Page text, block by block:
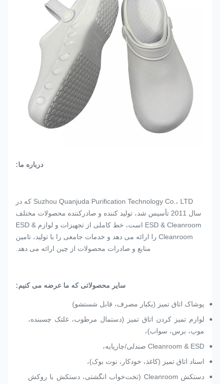
درباره ما:
Suzhou Quanjuda Purification Technology Co.، LTD که در
سال 2011 تأسیس شد، تولید کننده و صادرکننده محصولات مختلف
ESD & Cleanroom است، خط کاملی از تجهیزات و لوازم ESD &
Cleanroom را ارائه می دهد و خدمات جامعی را با تولید، تامین
منابع و صادرات محصولات از چین ارائه می دهد.
سایر محصولاتی که ما عرضه می کنیم:
پوشاک اتاق تمیز (یکبار مصرف، قابل شستشو)
لوازم تمیز کردن اتاق تمیز (دستمال مرطوب، غلتک چسبنده،
موپ، برس، سواب)،
Cleanroom & ESD صندلی/چارپایه،
اسناد اتاق تمیز (کاغذ، خودکار، نوت بوک)،
دستکش Cleanroom (تخت‌خواب انگشتی، دستکش با روکش